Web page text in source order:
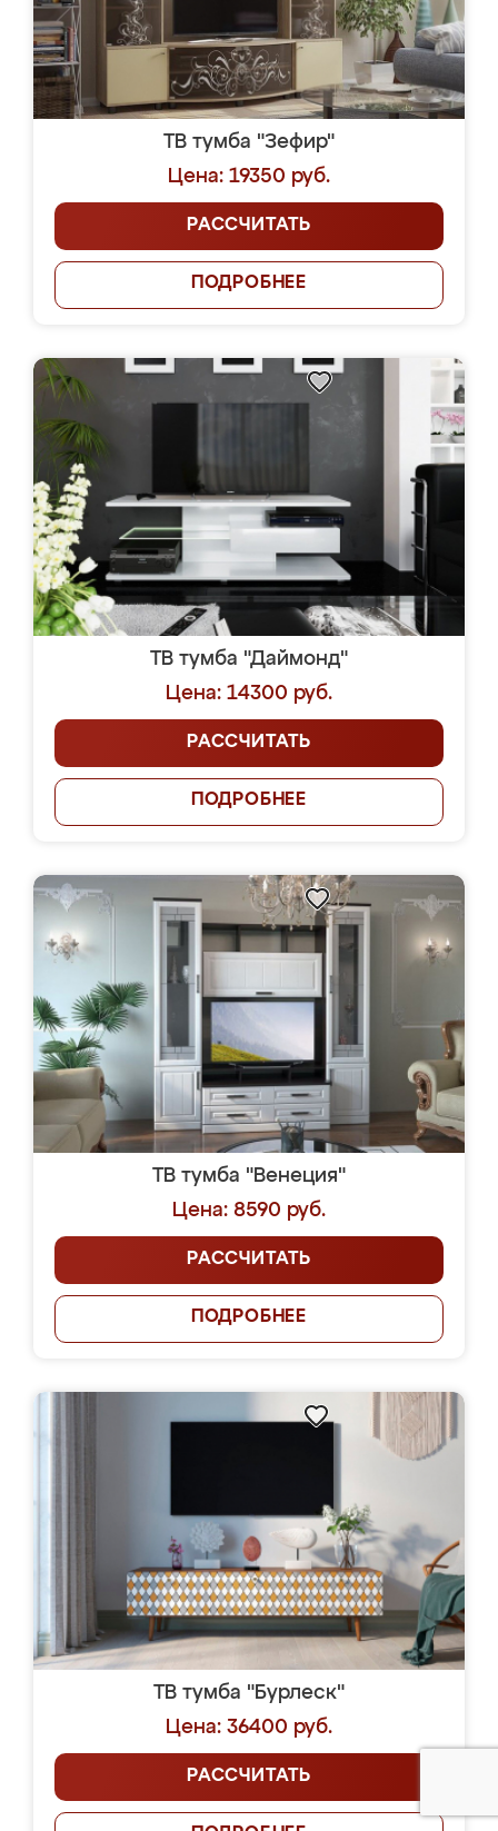
ТВ тумба "Зефир"
Цена: 19350 руб.
РАССЧИТАТЬ
ПОДРОБНЕЕ
ТВ тумба "Даймонд"
Цена: 14300 руб.
РАССЧИТАТЬ
ПОДРОБНЕЕ
ТВ тумба "Венеция"
Цена: 8590 руб.
РАССЧИТАТЬ
ПОДРОБНЕЕ
ТВ тумба "Бурлеск"
Цена: 36400 руб.
РАССЧИТАТЬ